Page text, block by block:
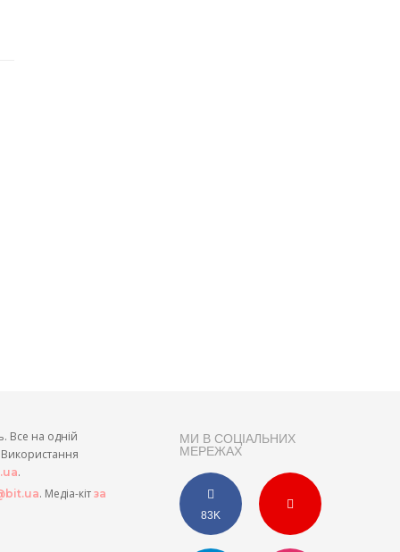
МИ В СОЦІАЛЬНИХ
МЕРЕЖАХ
83K
Все на одній
Використання
.
. Медіа-кіт за